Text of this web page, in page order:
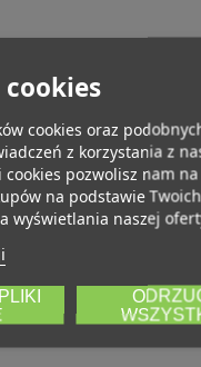
cookies
cookies oraz
z korzystania z
pozwolisz nam
na podstawie
wyświetlania naszej